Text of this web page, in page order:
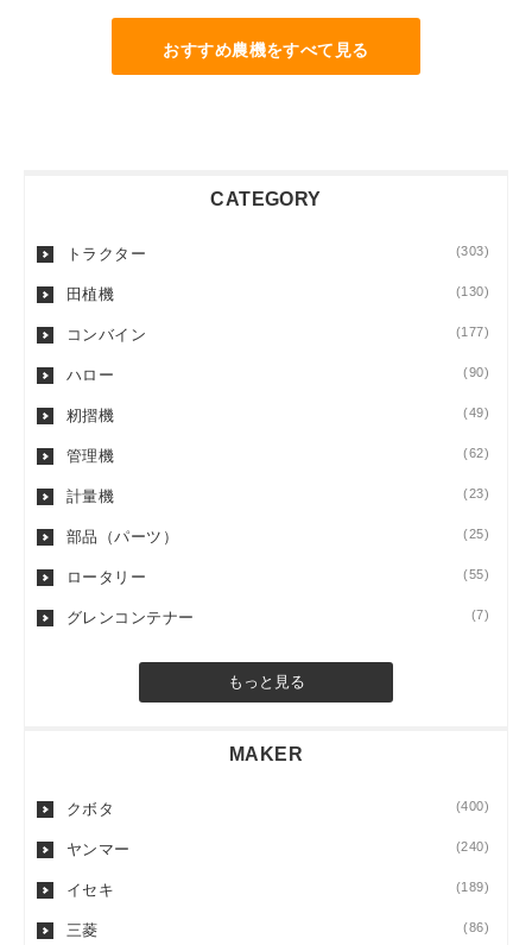
おすすめ農機をすべて見る
CATEGORY
トラクター (303)
田植機 (130)
コンバイン (177)
ハロー (90)
籾摺機 (49)
管理機 (62)
計量機 (23)
部品（パーツ） (25)
ロータリー (55)
グレンコンテナー (7)
もっと見る
MAKER
クボタ (400)
ヤンマー (240)
イセキ (189)
三菱 (86)